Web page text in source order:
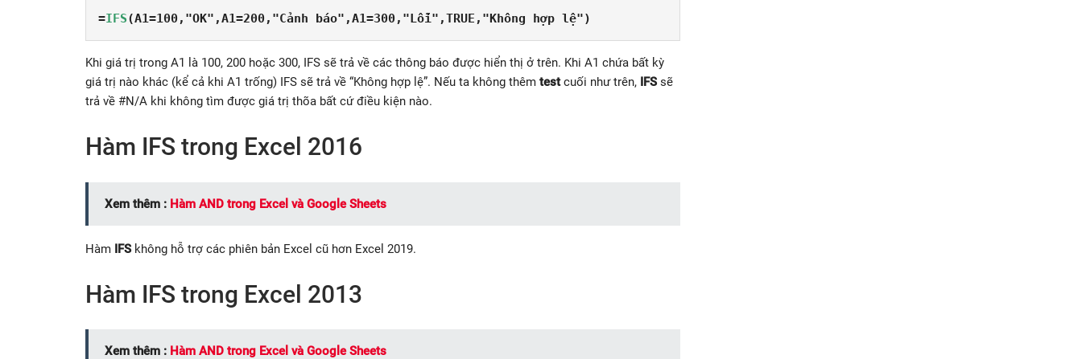
=IFS(A1=100,"OK",A1=200,"Cảnh báo",A1=300,"Lỗi",TRUE,"Không hợp lệ")
Khi giá trị trong A1 là 100, 200 hoặc 300, IFS sẽ trả về các thông báo được hiển thị ở trên. Khi A1 chứa bất kỳ
giá trị nào khác (kể cả khi A1 trống) IFS sẽ trả về “Không hợp lệ”. Nếu ta không thêm testcuối như trên, IFS sẽ
trả về #N/A khi không tìm được giá trị thõa bất cứ điều kiện nào.
Hàm IFS trong Excel 2016
Xem thêm : Hàm AND trong Excel và Google Sheets
Hàm IFS không hỗ trợ các phiên bản Excel cũ hơn Excel 2019.
Hàm IFS trong Excel 2013
Xem thêm : Hàm AND trong Excel và Google Sheets